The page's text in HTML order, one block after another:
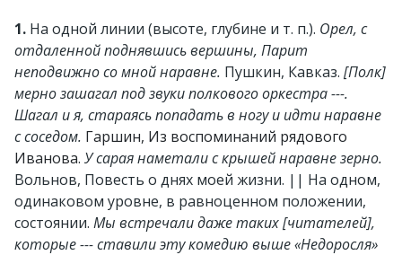
1. На одной линии (высоте, глубине и т. п.). Орел, с
отдаленной поднявшись вершины, Парит
неподвижно со мной наравне. Пушкин, Кавказ. [Полк]
мерно зашагал под звуки полкового оркестра ---.
Шагал и я, стараясь попадать в ногу и идти наравне
с соседом. Гаршин, Из воспоминаний рядового
Иванова. У сарая наметали с крышей наравне зерно.
Вольнов, Повесть о днях моей жизни. || На одном,
одинаковом уровне, в равноценном положении,
состоянии. Мы встречали даже таких [читателей],
которые --- ставили эту комедию выше «Недоросля»